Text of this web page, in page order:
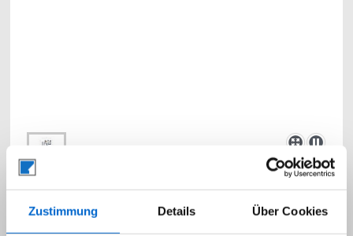
Zustimmung Details Über Cookies